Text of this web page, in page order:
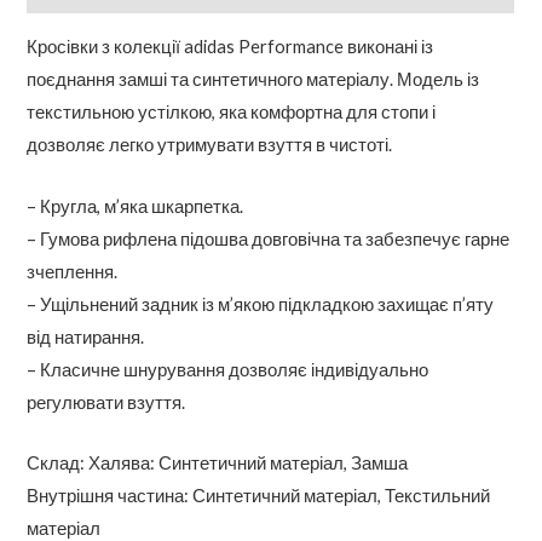
Кросівки з колекції adidas Performance виконані із
поєднання замші та синтетичного матеріалу. Модель із
текстильною устілкою, яка комфортна для стопи і
дозволяє легко утримувати взуття в чистоті.
– Кругла, м’яка шкарпетка.
– Гумова рифлена підошва довговічна та забезпечує гарне
зчеплення.
– Ущільнений задник із м’якою підкладкою захищає п’яту
від натирання.
– Класичне шнурування дозволяє індивідуально
регулювати взуття.
Склад: Халява: Синтетичний матеріал, Замша
Внутрішня частина: Синтетичний матеріал, Текстильний
матеріал